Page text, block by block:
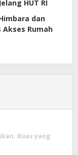
HUT RI
dan
Rumah
Ruas yang